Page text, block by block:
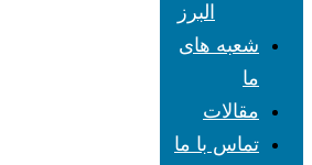
البرز
شعبه های
ما
مقالات
تماس با ما